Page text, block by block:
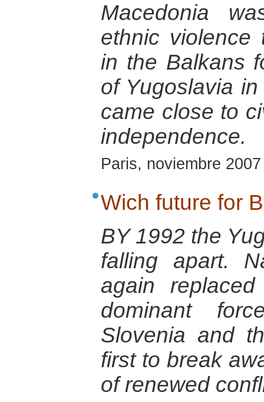
Macedonia
ethnic violence
in the Balkans
of Yugoslavia
came close to
independence.
Paris, noviembre 2007
Wich future for
BY 1992 the
falling apart.
again
dominant
Slovenia and
first to break
of renewed